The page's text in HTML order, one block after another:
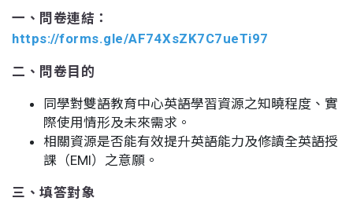
一、問卷連結：
https://forms.gle/AF74XsZK7C7ueTi97
二、問卷目的
同學對雙語教育中心英語學習資源之知曉程度、實
際使用情形及未來需求。
相關資源是否能有效提升英語能力及修讀全英語授
課（EMI）之意願。
三、填答對象